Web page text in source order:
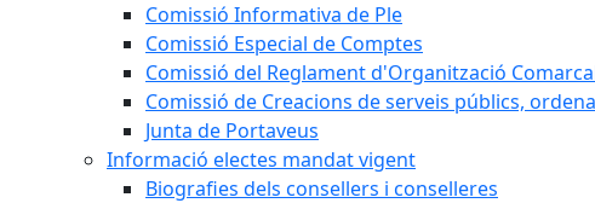
Comissió Informativa de Ple
Comissió Especial de Comptes
Comissió del Reglament d'Organització
Comissió de Creacions de serveis públics,
Junta de Portaveus
Informació electes mandat vigent
Biografies dels consellers i conselleres